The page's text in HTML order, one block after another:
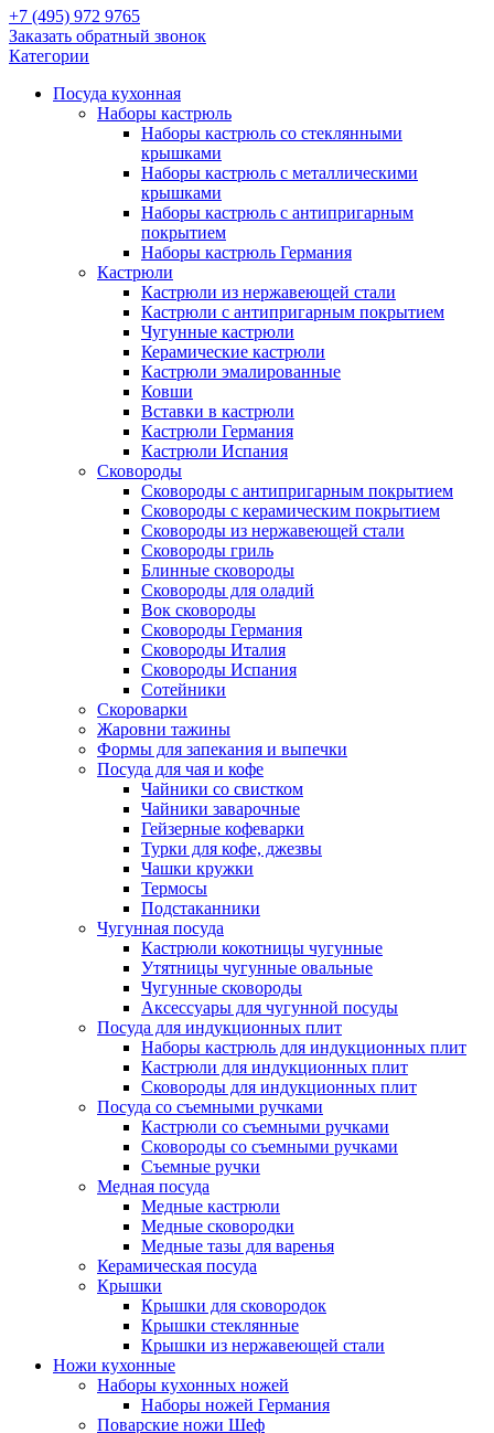
+7 (495) 972 9765
Заказать обратный звонок
Категории
Посуда кухонная
Наборы кастрюль
Наборы кастрюль со стеклянными
крышками
Наборы кастрюль с металлическими
крышками
Наборы кастрюль с антипригарным
покрытием
Наборы кастрюль Германия
Кастрюли
Кастрюли из нержавеющей стали
Кастрюли с антипригарным покрытием
Чугунные кастрюли
Керамические кастрюли
Кастрюли эмалированные
Ковши
Вставки в кастрюли
Кастрюли Германия
Кастрюли Испания
Сковороды
Сковороды с антипригарным покрытием
Сковороды с керамическим покрытием
Сковороды из нержавеющей стали
Сковороды гриль
Блинные сковороды
Сковороды для оладий
Вок сковороды
Сковороды Германия
Сковороды Италия
Сковороды Испания
Сотейники
Скороварки
Жаровни тажины
Формы для запекания и выпечки
Посуда для чая и кофе
Чайники со свистком
Чайники заварочные
Гейзерные кофеварки
Турки для кофе, джезвы
Чашки кружки
Термосы
Подстаканники
Чугунная посуда
Кастрюли кокотницы чугунные
Утятницы чугунные овальные
Чугунные сковороды
Аксессуары для чугунной посуды
Посуда для индукционных плит
Наборы кастрюль для индукционных плит
Кастрюли для индукционных плит
Сковороды для индукционных плит
Посуда со съемными ручками
Кастрюли со съемными ручками
Сковороды со съемными ручками
Съемные ручки
Медная посуда
Медные кастрюли
Медные сковородки
Медные тазы для варенья
Керамическая посуда
Крышки
Крышки для сковородок
Крышки стеклянные
Крышки из нержавеющей стали
Ножи кухонные
Наборы кухонных ножей
Наборы ножей Германия
Поварские ножи Шеф